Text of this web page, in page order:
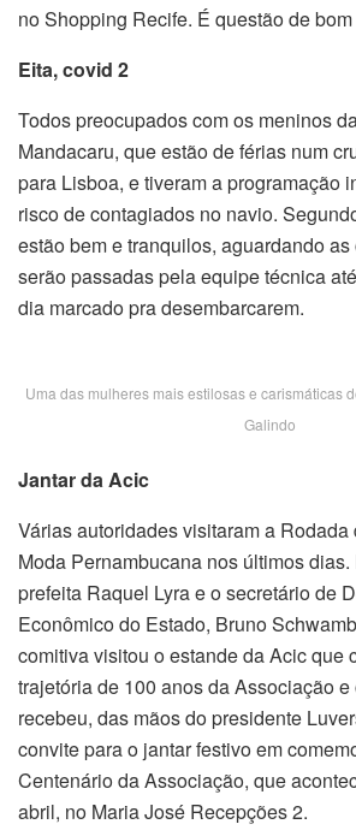
no Shopping Recife. É questão de
Eita, covid 2
Todos preocupados com os meninos
Mandacaru, que estão de férias num
para Lisboa, e tiveram a programação
risco de contagiados no navio.
estão bem e tranquilos, aguardando
serão passadas pela equipe técnica
dia marcado pra desembarcarem.
Uma das mulheres mais estilosas e carismáticas
Galindo
Jantar da Acic
Várias autoridades visitaram a
Moda Pernambucana nos últimos
prefeita Raquel Lyra e o secretário de
Econômico do Estado, Bruno
comitiva visitou o estande da Acic que
trajetória de 100 anos da Associação
recebeu, das mãos do presidente
convite para o jantar festivo em
Centenário da Associação, que
abril, no Maria José Recepções 2.